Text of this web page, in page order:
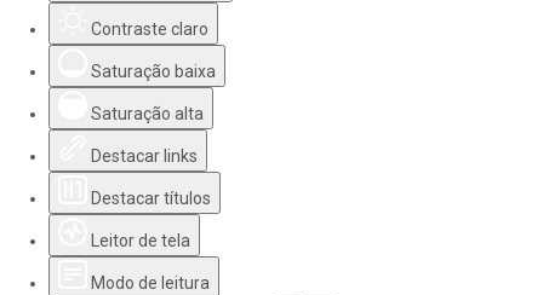
Contraste claro
Saturação baixa
Saturação alta
Destacar links
Destacar títulos
Leitor de tela
Modo de leitura